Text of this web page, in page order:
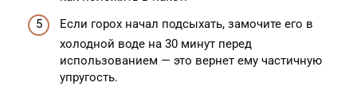
Если горох начал подсыхать, замочите его в
холодной воде на 30 минут перед
использованием — это вернет ему частичную
упругость.